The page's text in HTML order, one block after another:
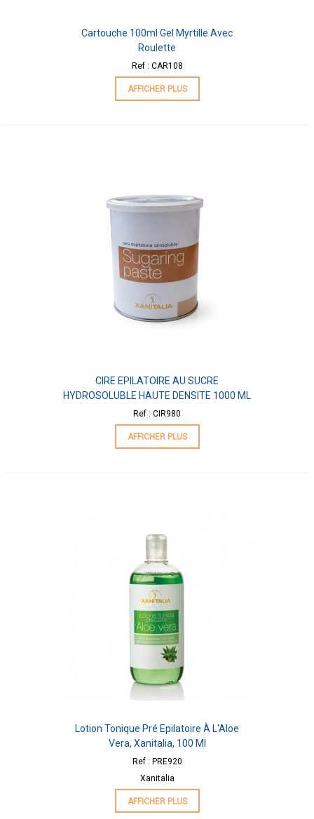
Cartouche 100ml Gel Myrtille Avec
Roulette
Ref : CAR108
AFFICHER PLUS
CIRE EPILATOIRE AU SUCRE
HYDROSOLUBLE HAUTE DENSITE 1000 ML
Ref : CIR980
AFFICHER PLUS
Lotion Tonique Pré Epilatoire À L'Aloe
Vera, Xanitalia, 100 Ml
Ref : PRE920
Xanitalia
AFFICHER PLUS